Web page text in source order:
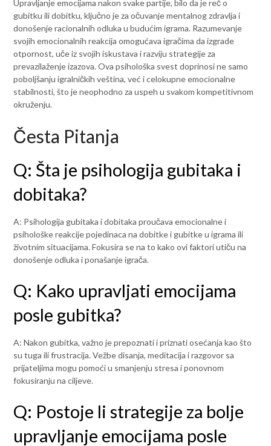
Upravljanje emocijama nakon svake partije, bilo da je reč o
gubitku ili dobitku, ključno je za očuvanje mentalnog zdravlja i
donošenje racionalnih odluka u budućim igrama. Razumevanje
svojih emocionalnih reakcija omogućava igračima da izgrade
otpornost, uče iz svojih iskustava i razviju strategije za
prevazilaženje izazova. Ova psihološka svest doprinosi ne samo
poboljšanju igralničkih veština, već i celokupne emocionalne
stabilnosti, što je neophodno za uspeh u svakom kompetitivnom
okruženju.
Česta Pitanja
Q: Šta je psihologija gubitaka i
dobitaka?
A: Psihologija gubitaka i dobitaka proučava emocionalne i
psihološke reakcije pojedinaca na dobitke i gubitke u igrama ili
životnim situacijama. Fokusira se na to kako ovi faktori utiču na
donošenje odluka i ponašanje igrača.
Q: Kako upravljati emocijama
posle gubitka?
A: Nakon gubitka, važno je prepoznati i priznati osećanja kao što
su tuga ili frustracija. Vežbe disanja, meditacija i razgovor sa
prijateljima mogu pomoći u smanjenju stresa i ponovnom
fokusiranju na ciljeve.
Q: Postoje li strategije za bolje
upravljanje emocijama posle